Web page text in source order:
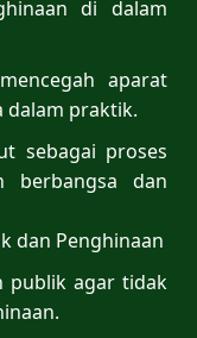
di dalam
aparat
dalam praktik.
sebagai proses
berbangsa dan
dan Penghinaan
publik agar tidak